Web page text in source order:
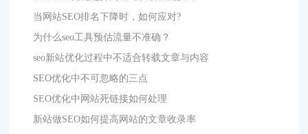
当网站SEO排名下降时，如何应对?
为什么seo工具预估流量不准确？
seo新站优化过程中不适合转载文章与内容
SEO优化中不可忽略的三点
SEO优化中网站死链接如何处理
新站做SEO如何提高网站的文章收录率